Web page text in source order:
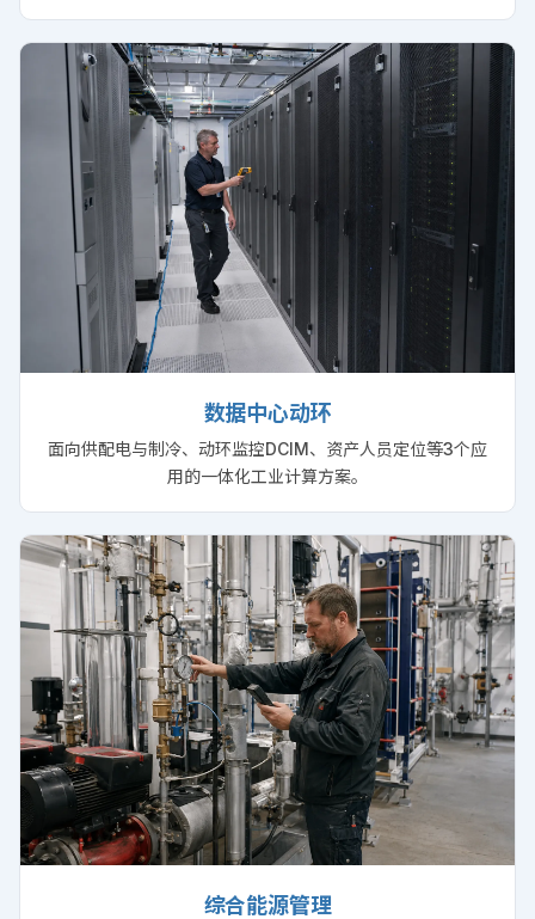
数据中心动环
面向供配电与制冷、动环监控DCIM、资产人员定位等3个应
用的一体化工业计算方案。
综合能源管理